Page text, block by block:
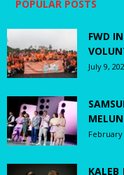
POPULAR POSTS
FWD
July 9,
February
KALEB